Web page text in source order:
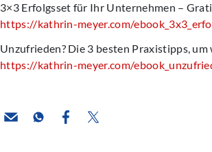
3×3 Erfolgsset für Ihr Unternehmen –
https://kathrin-meyer.com/
Unzufrieden? Die 3 besten Praxistipps,
https://kathrin-meyer.com/